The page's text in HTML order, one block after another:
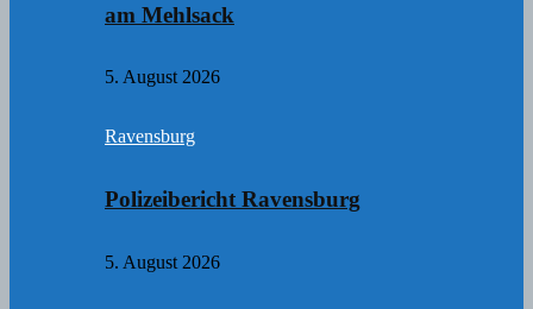
am Mehlsack
5. August 2026
Ravensburg
Polizeibericht Ravensburg
5. August 2026